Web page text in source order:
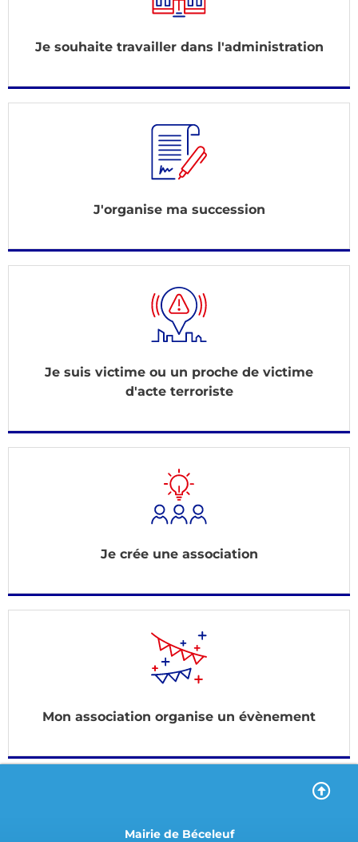
Je souhaite travailler dans l'administration
J'organise ma succession
Je suis victime ou un proche de victime
d'acte terroriste
Je crée une association
Mon association organise un évènement
Mairie de Béceleuf